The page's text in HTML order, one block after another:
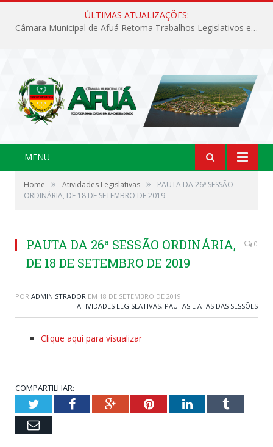
ÚLTIMAS ATUALIZAÇÕES:
Câmara Municipal de Afuá Retoma Trabalhos Legislativos em Sessão Ordinária
MENU
Home » Atividades Legislativas »
PAUTA DA 26ª SESSÃO
ORDINÁRIA, DE 18 DE SETEMBRO DE 2019
PAUTA DA 26ª SESSÃO ORDINÁRIA,
DE 18 DE SETEMBRO DE 2019
0
POR ADMINISTRADOR EM 18 DE SETEMBRO DE 2019
ATIVIDADES LEGISLATIVAS, PAUTAS E ATAS DAS SESSÕES
Clique aqui para visualizar
COMPARTILHAR:
TwitterFacebookGoogle+PinterestLinkedInTumblr
Email